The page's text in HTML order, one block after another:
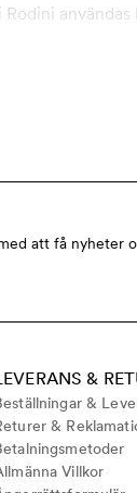
att få nyheter
&
&
&
Villkor